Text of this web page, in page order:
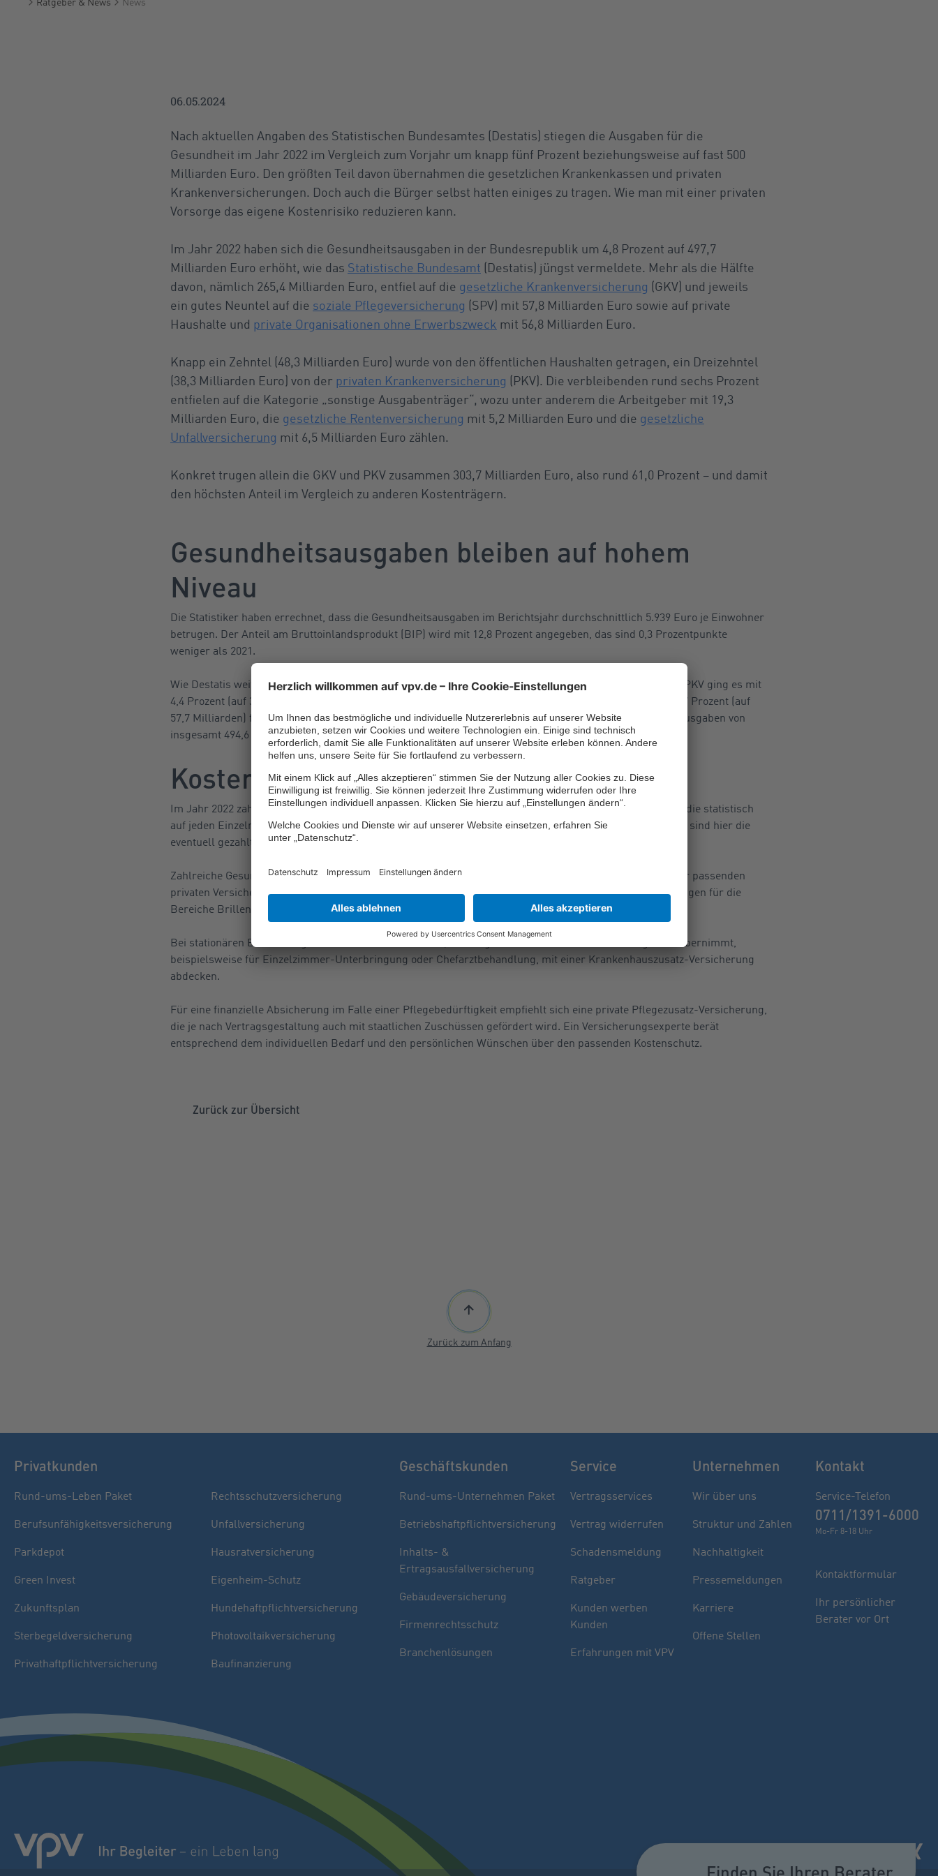
Finden Sie Ihren Berater
Sie haben noch Fragen oder möchten sich
indivuell beraten lassen.
06.05.2024
Nach aktuellen Angaben des Statistischen Bundesamtes (Destatis) stiegen die Ausgaben für die
Gesundheit im Jahr 2022 im Vergleich zum Vorjahr um knapp fünf Prozent beziehungsweise auf fast 500
Milliarden Euro. Den größten Teil davon übernahmen die gesetzlichen Krankenkassen und privaten
Krankenversicherungen. Doch auch die Bürger selbst hatten einiges zu tragen. Wie man mit einer privaten
Vorsorge das eigene Kostenrisiko reduzieren kann.
Im Jahr 2022 haben sich die Gesundheitsausgaben in der Bundesrepublik um 4,8 Prozent auf 497,7
Milliarden Euro erhöht, wie das Statistische Bundesamt (Destatis) jüngst vermeldete. Mehr als die Hälfte
davon, nämlich 265,4 Milliarden Euro, entfiel auf die gesetzliche Krankenversicherung (GKV) und jeweils
ein gutes Neuntel auf die soziale Pflegeversicherung (SPV) mit 57,8 Milliarden Euro sowie auf private
Haushalte und private Organisationen ohne Erwerbszweck mit 56,8 Milliarden Euro.
Knapp ein Zehntel (48,3 Milliarden Euro) wurde von den öffentlichen Haushalten getragen, ein Dreizehntel
(38,3 Milliarden Euro) von der privaten Krankenversicherung (PKV). Die verbleibenden rund sechs Prozent
entfielen auf die Kategorie „sonstige Ausgabenträger“, wozu unter anderem die Arbeitgeber mit 19,3
Milliarden Euro, die gesetzliche Rentenversicherung mit 5,2 Milliarden Euro und die gesetzliche
Unfallversicherung mit 6,5 Milliarden Euro zählen.
Konkret trugen allein die GKV und PKV zusammen 303,7 Milliarden Euro, also rund 61,0 Prozent – und damit
den höchsten Anteil im Vergleich zu anderen Kostenträgern.
Gesundheitsausgaben bleiben auf hohem
Niveau
Die Statistiker haben errechnet, dass die Gesundheitsausgaben im Berichtsjahr durchschnittlich 5.939 Euro je Einwohner
betrugen. Der Anteil am Bruttoinlandsprodukt (BIP) wird mit 12,8 Prozent angegeben, das sind 0,3 Prozentpunkte
weniger als 2021.
Wie Destatis weiter mitteilte, stiegen die Ausgaben der GKV um vier Prozent auf 265,4 Milliarden. Bei der PKV ging es mit
4,4 Prozent (auf 38,3 Milliarden Euro) etwas stärker bergauf. Die Ausgaben der SPV erhöhten sich mit 11,7 Prozent (auf
57,7 Milliarden) fast drei Mal so stark. Für das Jahr 2023 rechnen die Statistiker mit leicht rückläufigen Ausgaben von
insgesamt 494,6 Milliarden Euro (minus 0,6 Prozent).
Kostenschutz für den Einzelnen
Im Jahr 2022 zahlte jeder Bürger vom Kleinkind bis zum Greis von den 5.939 Euro Gesundheitsausgaben, die statistisch
auf jeden Einzelnen entfallen, bereits rund 674 Euro aus der eigenen Tasche. Noch nicht mit eingerechnet sind hier die
eventuell gezahlten Beiträge für die gesetzliche Kranken-, Pflege- und Rentenversicherung.
Zahlreiche Gesundheitskosten, die man eigentlich selbst tragen müsste, lassen sich jedoch auch mit einer passenden
privaten Versicherungspolice absichern. Dazu gehören beispielsweise private Krankenzusatz-Versicherungen für die
Bereiche Brillen, Heilpraktiker sowie Zahnarzt und Zahnersatz.
Bei stationären Behandlungen lassen sich Zusatzkosten, die die gesetzliche Krankenversicherung nicht übernimmt,
beispielsweise für Einzelzimmer-Unterbringung oder Chefarztbehandlung, mit einer Krankenhauszusatz-Versicherung
abdecken.
Für eine finanzielle Absicherung im Falle einer Pflegebedürftigkeit empfiehlt sich eine private Pflegezusatz-Versicherung,
die je nach Vertragsgestaltung auch mit staatlichen Zuschüssen gefördert wird. Ein Versicherungsexperte berät
entsprechend dem individuellen Bedarf und den persönlichen Wünschen über den passenden Kostenschutz.
Zurück zur Übersicht
Zurück zum Anfang
Privatkunden
Rund-ums-Leben Paket
Berufsunfähigkeitsversicherung
Parkdepot
Green Invest
Zukunftsplan
Sterbegeldversicherung
Privathaftpflichtversicherung
Rechtsschutzversicherung
Unfallversicherung
Hausratversicherung
Eigenheim-Schutz
Hundehaftpflichtversicherung
Photovoltaikversicherung
Baufinanzierung
Geschäftskunden
Rund-ums-Unternehmen Paket
Betriebshaftpflichtversicherung
Inhalts- &
Ertragsausfallversicherung
Gebäudeversicherung
Firmenrechtsschutz
Branchenlösungen
Service
Vertragsservices
Vertrag widerrufen
Schadensmeldung
Ratgeber
Kunden werben
Kunden
Erfahrungen mit VPV
Unternehmen
Wir über uns
Struktur und Zahlen
Nachhaltigkeit
Pressemeldungen
Karriere
Offene Stellen
Kontakt
Service-Telefon
0711/1391-6000
Mo-Fr 8-18 Uhr
Kontaktformular
Ihr persönlicher
Berater vor Ort